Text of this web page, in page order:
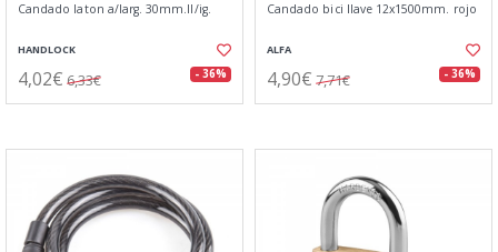
Candado laton a/larg. 30mm.ll/ig.
HANDLOCK
4,02€ 6,33€ - 36%
Candado bici llave 12x1500mm. rojo
ALFA
4,90€ 7,71€ - 36%